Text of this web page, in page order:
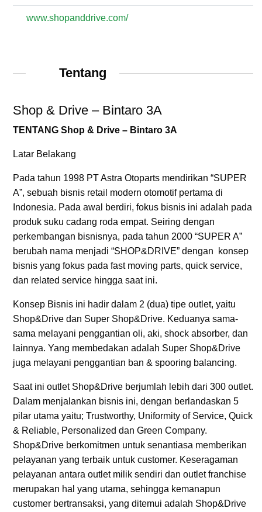
www.shopanddrive.com/
Tentang
Shop & Drive – Bintaro 3A
TENTANG Shop & Drive – Bintaro 3A
Latar Belakang
Pada tahun 1998 PT Astra Otoparts mendirikan “SUPER
A”, sebuah bisnis retail modern otomotif pertama di
Indonesia. Pada awal berdiri, fokus bisnis ini adalah pada
produk suku cadang roda empat. Seiring dengan
perkembangan bisnisnya, pada tahun 2000 “SUPER A”
berubah nama menjadi “SHOP&DRIVE” dengan konsep
bisnis yang fokus pada fast moving parts, quick service,
dan related service hingga saat ini.
Konsep Bisnis ini hadir dalam 2 (dua) tipe outlet, yaitu
Shop&Drive dan Super Shop&Drive. Keduanya sama-
sama melayani penggantian oli, aki, shock absorber, dan
lainnya. Yang membedakan adalah Super Shop&Drive
juga melayani penggantian ban & spooring balancing.
Saat ini outlet Shop&Drive berjumlah lebih dari 300 outlet.
Dalam menjalankan bisnis ini, dengan berlandaskan 5
pilar utama yaitu; Trustworthy, Uniformity of Service, Quick
& Reliable, Personalized dan Green Company.
Shop&Drive berkomitmen untuk senantiasa memberikan
pelayanan yang terbaik untuk customer. Keseragaman
pelayanan antara outlet milik sendiri dan outlet franchise
merupakan hal yang utama, sehingga kemanapun
customer bertransaksi, yang ditemui adalah Shop&Drive